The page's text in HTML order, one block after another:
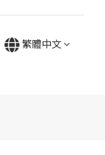
繁體中文